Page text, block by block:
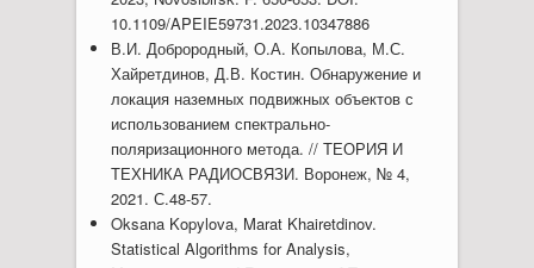
10.1109/APEIE59731.2023.10347886
В.И. Доброродный, О.А. Копылова, М.С.
Хайретдинов, Д.В. Костин. Обнаружение и
локация наземных подвижных объектов с
использованием спектрально-
поляризационного метода. // ТЕОРИЯ И
ТЕХНИКА РАДИОСВЯЗИ. Воронеж, № 4,
2021. С.48-57.
Oksana Kopylova, Marat Khairetdinov.
Statistical Algorithms for Analysis,